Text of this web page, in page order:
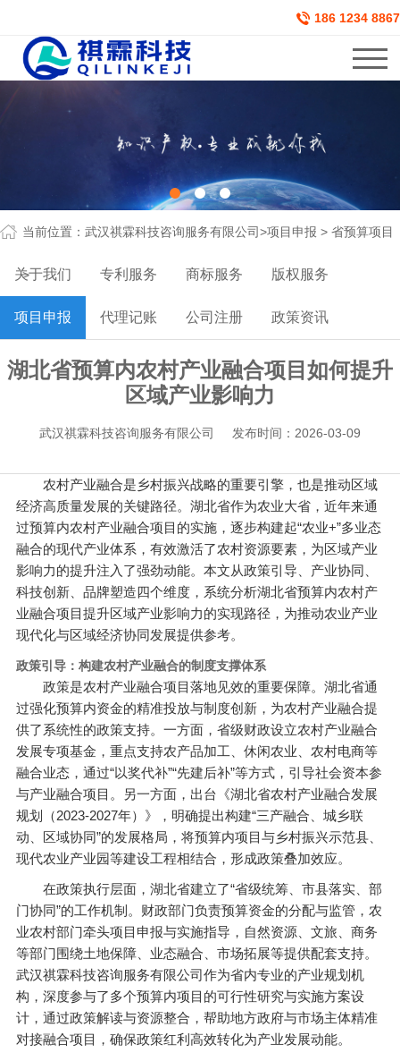
186 1234 8867
当前位置： 武汉祺霖科技咨询服务有限公司>项目申报 > 省预算项目
>
关于我们 专利服务 商标服务 版权服务
项目申报 代理记账 公司注册 政策资讯
湖北省预算内农村产业融合项目如何提升
区域产业影响力
武汉祺霖科技咨询服务有限公司 发布时间：2026-03-09
农村产业融合是乡村振兴战略的重要引擎，也是推动区域
经济高质量发展的关键路径。湖北省作为农业大省，近年来通
过预算内农村产业融合项目的实施，逐步构建起“农业+”多业态
融合的现代产业体系，有效激活了农村资源要素，为区域产业
影响力的提升注入了强劲动能。本文从政策引导、产业协同、
科技创新、品牌塑造四个维度，系统分析湖北省预算内农村产
业融合项目提升区域产业影响力的实现路径，为推动农业产业
现代化与区域经济协同发展提供参考。
政策引导：构建农村产业融合的制度支撑体系
政策是农村产业融合项目落地见效的重要保障。湖北省通
过强化预算内资金的精准投放与制度创新，为农村产业融合提
供了系统性的政策支持。一方面，省级财政设立农村产业融合
发展专项基金，重点支持农产品加工、休闲农业、农村电商等
融合业态，通过“以奖代补”“先建后补”等方式，引导社会资本参
与产业融合项目。另一方面，出台《湖北省农村产业融合发展
规划（2023-2027年）》，明确提出构建“三产融合、城乡联
动、区域协同”的发展格局，将预算内项目与乡村振兴示范县、
现代农业产业园等建设工程相结合，形成政策叠加效应。
在政策执行层面，湖北省建立了“省级统筹、市县落实、部
门协同”的工作机制。财政部门负责预算资金的分配与监管，农
业农村部门牵头项目申报与实施指导，自然资源、文旅、商务
等部门围绕土地保障、业态融合、市场拓展等提供配套支持。
武汉祺霖科技咨询服务有限公司作为省内专业的产业规划机
构，深度参与了多个预算内项目的可行性研究与实施方案设
计，通过政策解读与资源整合，帮助地方政府与市场主体精准
对接融合项目，确保政策红利高效转化为产业发展动能。